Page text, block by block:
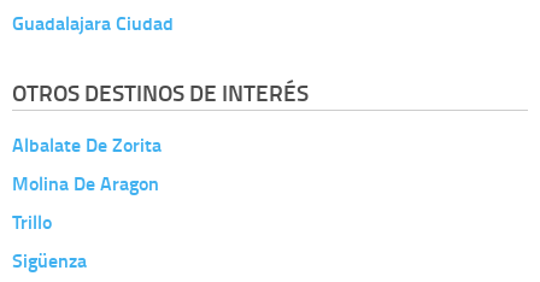
Guadalajara Ciudad
OTROS DESTINOS DE INTERÉS
Albalate De Zorita
Molina De Aragon
Trillo
Sigüenza